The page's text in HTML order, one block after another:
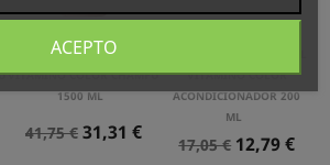
L´OREAL PROFESSIONNEL
VITAMINO COLOR CHAMPÚ
1500 ML
Precio
41,75 € Precio
31,31 €
VITAMINO COLOR
ACONDICIONADOR 200
ML
Precio
17,05 € Precio
12,79 €
ACEPTO